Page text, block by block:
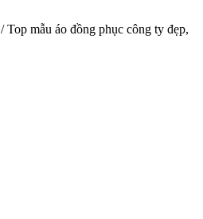
/ Top mẫu áo đồng phục công ty đẹp,